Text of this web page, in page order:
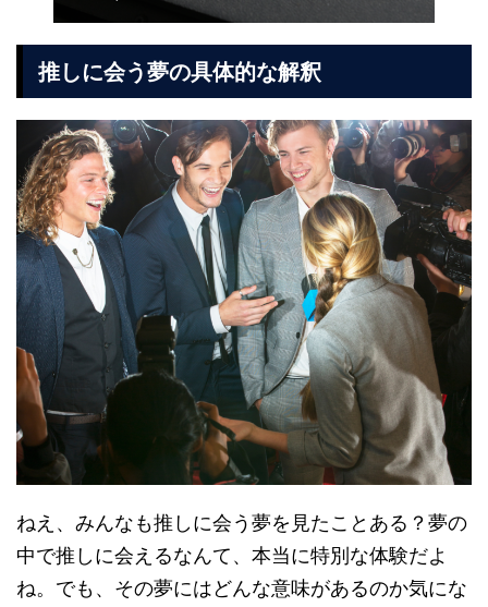
推しに会う夢の具体的な解釈
ねえ、みんなも推しに会う夢を見たことある？夢の
中で推しに会えるなんて、本当に特別な体験だよ
ね。でも、その夢にはどんな意味があるのか気にな